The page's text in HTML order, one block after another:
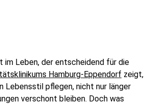
im Leben, der entscheidend für die
Hamburg-Eppendorf zeigt,
Lebensstil pflegen, nicht nur länger
verschont bleiben. Doch was